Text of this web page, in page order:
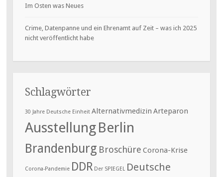
Im Osten was Neues
Crime, Datenpanne und ein Ehrenamt auf Zeit – was ich 2025
nicht veröffentlicht habe
Schlagwörter
30 Jahre Deutsche Einheit Alternativmedizin Arteparon
AusstellungBerlin
Brandenburg Broschüre Corona-Krise
Corona-Pandemie DDR Der SPIEGEL Deutsche